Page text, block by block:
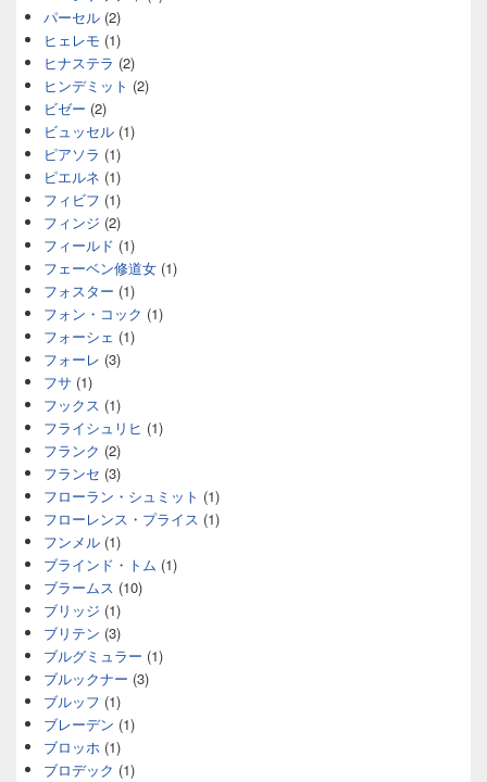
パーセル (2)
ヒェレモ (1)
ヒナステラ (2)
ヒンデミット (2)
ビゼー (2)
ビュッセル (1)
ピアソラ (1)
ピエルネ (1)
フィビフ (1)
フィンジ (2)
フィールド (1)
フェーベン修道女 (1)
フォスター (1)
フォン・コック (1)
フォーシェ (1)
フォーレ (3)
フサ (1)
フックス (1)
フライシュリヒ (1)
フランク (2)
フランセ (3)
フローラン・シュミット (1)
フローレンス・プライス (1)
フンメル (1)
ブラインド・トム (1)
ブラームス (10)
ブリッジ (1)
ブリテン (3)
ブルグミュラー (1)
ブルックナー (3)
ブルッフ (1)
ブレーデン (1)
ブロッホ (1)
ブロデック (1)